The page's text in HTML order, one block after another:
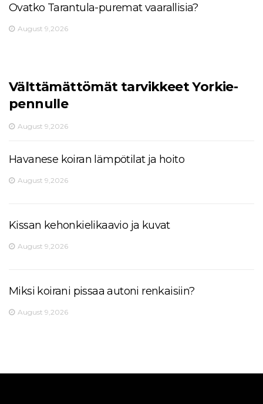
Ovatko Tarantula-puremat vaarallisia?
August 9,2026
Välttämättömät tarvikkeet Yorkie-
pennulle
August 9,2026
Havanese koiran lämpötilat ja hoito
August 9,2026
Kissan kehonkielikaavio ja kuvat
August 9,2026
Miksi koirani pissaa autoni renkaisiin?
August 9,2026